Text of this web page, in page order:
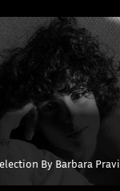
By Barbara Pravi